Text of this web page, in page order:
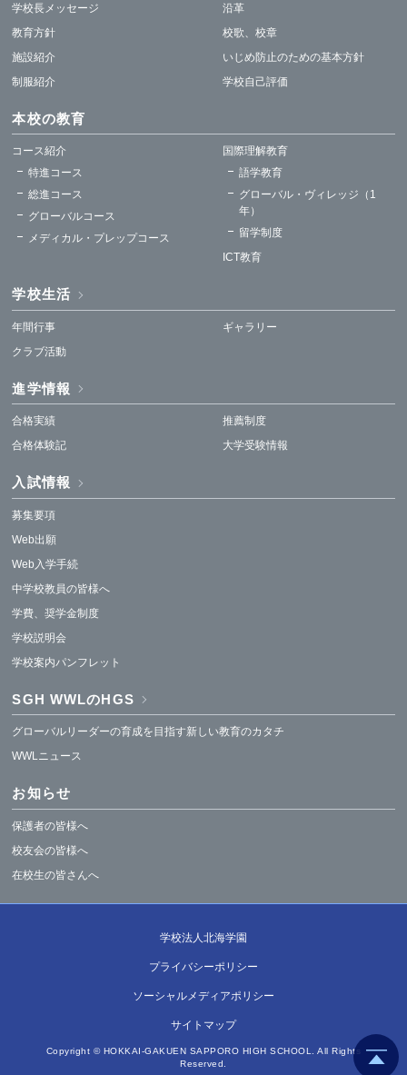
学校長メッセージ
教育方針
施設紹介
制服紹介
沿革
校歌、校章
いじめ防止のための基本方針
学校自己評価
本校の教育
コース紹介
特進コース
総進コース
グローバルコース
メディカル・プレップコース
国際理解教育
語学教育
グローバル・ヴィレッジ（1
年）
留学制度
ICT教育
学校生活
年間行事
クラブ活動
ギャラリー
進学情報
合格実績
合格体験記
推薦制度
大学受験情報
入試情報
募集要項
Web出願
Web入学手続
中学校教員の皆様へ
学費、奨学金制度
学校説明会
学校案内パンフレット
SGH WWLのHGS
グローバルリーダーの育成を目指す新しい教育のカタチ
WWLニュース
お知らせ
保護者の皆様へ
校友会の皆様へ
在校生の皆さんへ
学校法人北海学園
プライバシーポリシー
ソーシャルメディアポリシー
サイトマップ
Copyright © HOKKAI-GAKUEN SAPPORO HIGH SCHOOL. All Rights
Reserved.